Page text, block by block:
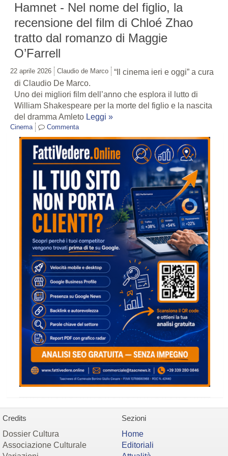
Hamnet - Nel nome del figlio, la
recensione del film di Chloé Zhao
tratto dal romanzo di Maggie
O’Farrell
22 aprile 2026 Claudio de Marco
“Il cinema ieri e oggi” a cura
di Claudio De Marco.
Uno dei migliori film dell’anno che esplora il lutto di
William Shakespeare per la morte del figlio e la nascita
del dramma Amleto Leggi »
Cinema Commenta
Credits
Dossier Cultura
Associazione Culturale
Sezioni
Home
Editoriali